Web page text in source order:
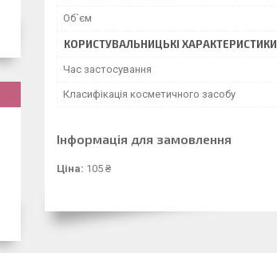
Об`єм
КОРИСТУВАЛЬНИЦЬКІ ХАРАКТЕРИСТИКИ
Час застосування
Класифікація косметичного засобу
Інформація для замовлення
Ціна: 105 ₴